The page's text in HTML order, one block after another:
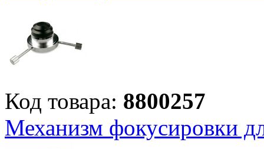
Код товара: 8800257
Механизм фокусировки